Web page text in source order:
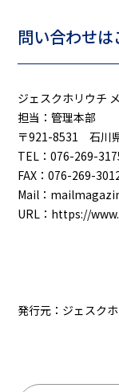
問い合わせは
ジェスクホリウチ
担当：管理本部
〒921-8531 石川
TEL：076-269-
FAX：076-269-
Mail：
URL：https://
発行元：ジェスク